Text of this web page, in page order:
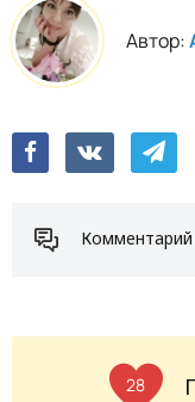
Автор:
Комментарий
28